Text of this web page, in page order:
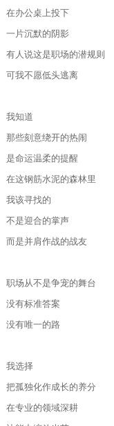
在办公桌上投下
一片沉默的阴影
有人说这是职场的潜规则
可我不愿低头逃离
我知道
那些刻意绕开的热闹
是命运温柔的提醒
在这钢筋水泥的森林里
我该寻找的
不是迎合的掌声
而是并肩作战的战友
职场从不是争宠的舞台
没有标准答案
没有唯一的路
我选择
把孤独化作成长的养分
在专业的领域深耕